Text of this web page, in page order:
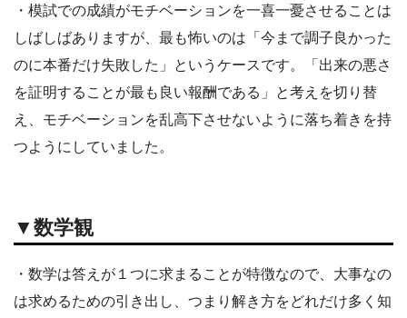
・模試での成績がモチベーションを一喜一憂させることは
しばしばありますが、最も怖いのは「今まで調子良かった
のに本番だけ失敗した」というケースです。「出来の悪さ
を証明することが最も良い報酬である」と考えを切り替
え、モチベーションを乱高下させないように落ち着きを持
つようにしていました。
▼数学観
・数学は答えが１つに求まることが特徴なので、大事なの
は求めるための引き出し、つまり解き方をどれだけ多く知